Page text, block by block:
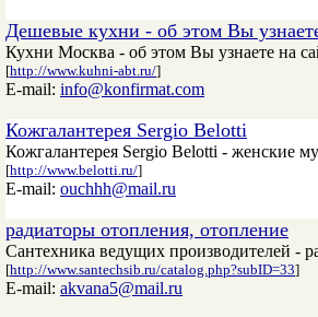
Дешевые кухни - об этом Вы
Кухни Москва - об этом Вы узнаете на
[http://www.kuhni-abt.ru/]
E-mail: info@konfirmat.com
Кожгалантерея Sergio Belotti
Кожгалантерея Sergio Belotti - женские
[http://www.belotti.ru/]
E-mail: ouchhh@mail.ru
радиаторы отопления, отопление
Сантехника ведущих производителей -
[http://www.santechsib.ru/catalog.php?subID=33]
E-mail: akvana5@mail.ru